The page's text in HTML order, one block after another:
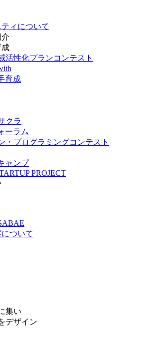
ィについて
成
活性化プランコンテスト
育成
クラ
ーラム
・プログラミングコンテスト
ャンプ
PROJECT
ついて
集い
デザイン